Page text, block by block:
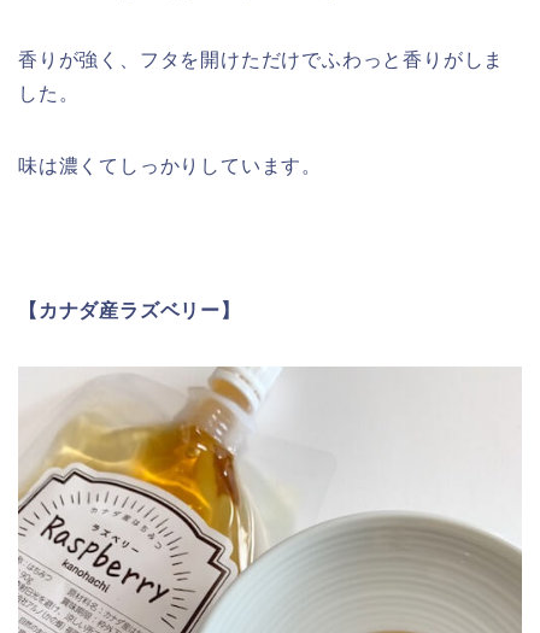
香りが強く、フタを開けただけでふわっと香りがしま
した。
味は濃くてしっかりしています。
【カナダ産ラズベリー】